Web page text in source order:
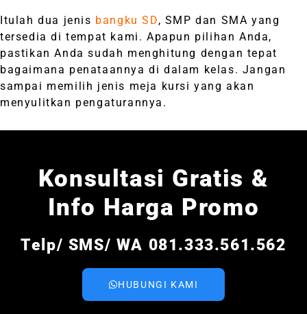
Itulah dua jenis bangku SD, SMP dan SMA yang
tersedia di tempat kami. Apapun pilihan Anda,
pastikan Anda sudah menghitung dengan tepat
bagaimana penataannya di dalam kelas. Jangan
sampai memilih jenis meja kursi yang akan
menyulitkan pengaturannya.
Konsultasi Gratis &
Info Harga Promo
Telp/ SMS/ WA 081.333.561.562
HUBUNGI KAMI